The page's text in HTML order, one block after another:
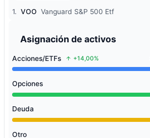
1. VOO Vanguard S&P 500 Etf
Asignación de activos
Acciones/ETFs +14,00%
Opciones
Deuda
Otro